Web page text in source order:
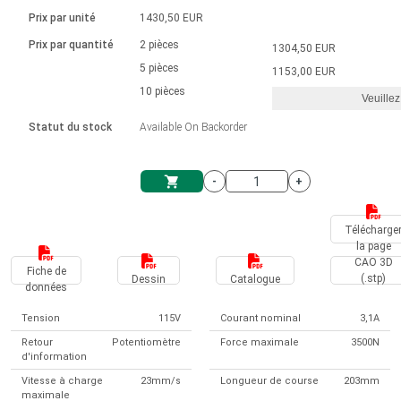
Système d'unité
Solénoïdes
Ø 28-42| 1-1400 rpm | <= 290Ncm
Contrôleur de moteur CC sans
Pilotes de moteurs à courant
continu à balais série DPWM
Pilotes de moteur pas à pas
Synchrone-Asynchrone | pour 1-4 actionneurs
Boîtes de contrôle
Synchrone-Asynchrone | pour 1-4 actionneurs
Français (EUR)
Norsk (NOK)
Suomi (EUR)
Svenska (SEK)
Prix par unité
Prix par quantité
Statut du stock
1430,50 EUR
2 pièces
5 pièces
10 pièces
Available On Backorder
1304,50 EUR
1153,00 EUR
- +
Télécharger
la page
Fiche de
données
Dessin Catalogue
CAO 3D
(.stp)
Tension 115V Courant nominal 3,1A
Retour
d'information
Potentiomètre Force maximale 3500N
Vitesse à charge
maximale
23mm/s Longueur de course 203mm